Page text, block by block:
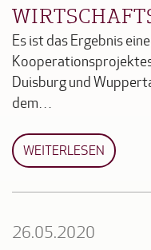
Es ist das Ergebnis
Duisburg und
dem…
WEITERLESEN
26.05.2020